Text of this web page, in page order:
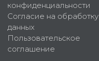
конфиденциальности
Согласие на обработку
данных
Пользовательское
соглашение